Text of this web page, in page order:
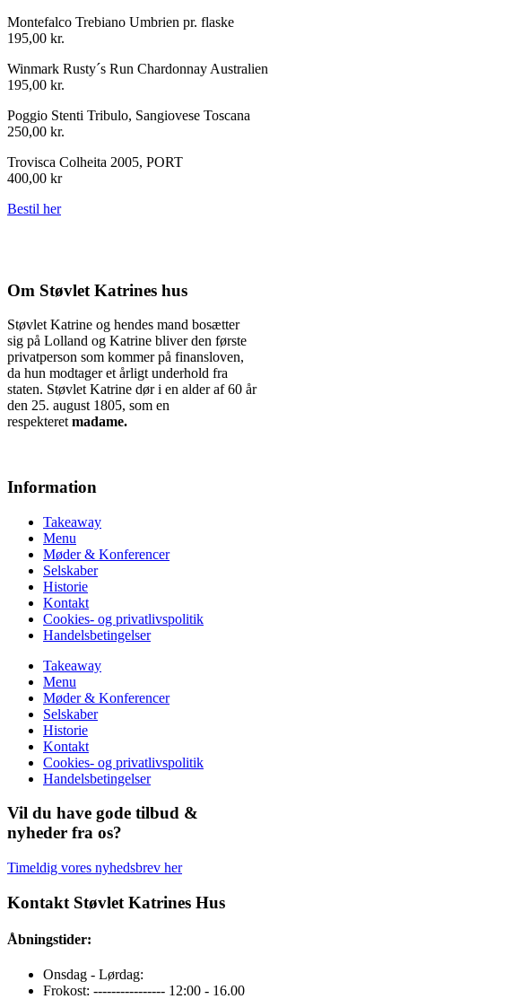
Montefalco Trebiano Umbrien pr. flaske
195,00 kr.
Winmark Rusty´s Run Chardonnay Australien
195,00 kr.
Poggio Stenti Tribulo, Sangiovese Toscana
250,00 kr.
Trovisca Colheita 2005, PORT
400,00 kr
Bestil her
Om Støvlet Katrines hus
Støvlet Katrine og hendes mand bosætter
sig på Lolland og Katrine bliver den første
privatperson som kommer på finansloven,
da hun modtager et årligt underhold fra
staten. Støvlet Katrine dør i en alder af 60 år
den 25. august 1805, som en
respekteret madame.
Information
Takeaway
Menu
Møder & Konferencer
Selskaber
Historie
Kontakt
Cookies- og privatlivspolitik
Handelsbetingelser
Takeaway
Menu
Møder & Konferencer
Selskaber
Historie
Kontakt
Cookies- og privatlivspolitik
Handelsbetingelser
Vil du have gode tilbud &
nyheder fra os?
Timeldig vores nyhedsbrev her
Kontakt Støvlet Katrines Hus
Åbningstider:
Onsdag - Lørdag:
Frokost: ---------------- 12:00 - 16.00